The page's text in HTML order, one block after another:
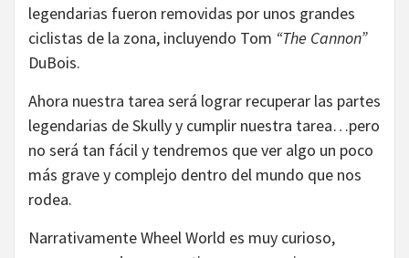
legendarias fueron removidas por unos grandes
ciclistas de la zona, incluyendo Tom “The Cannon”
DuBois.
Ahora nuestra tarea será lograr recuperar las partes
legendarias de Skully y cumplir nuestra tarea…pero
no será tan fácil y tendremos que ver algo un poco
más grave y complejo dentro del mundo que nos
rodea.
Narrativamente Wheel World es muy curioso,